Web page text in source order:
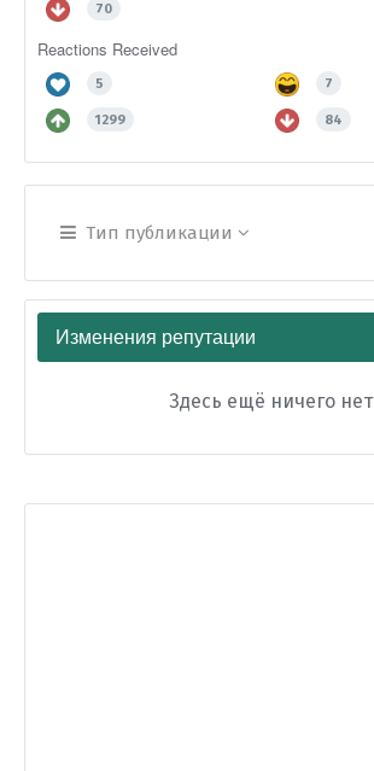
70
Reactions Received
5 7
1299 84
Тип публикации
Изменения репутации
Здесь ещё ничего нет